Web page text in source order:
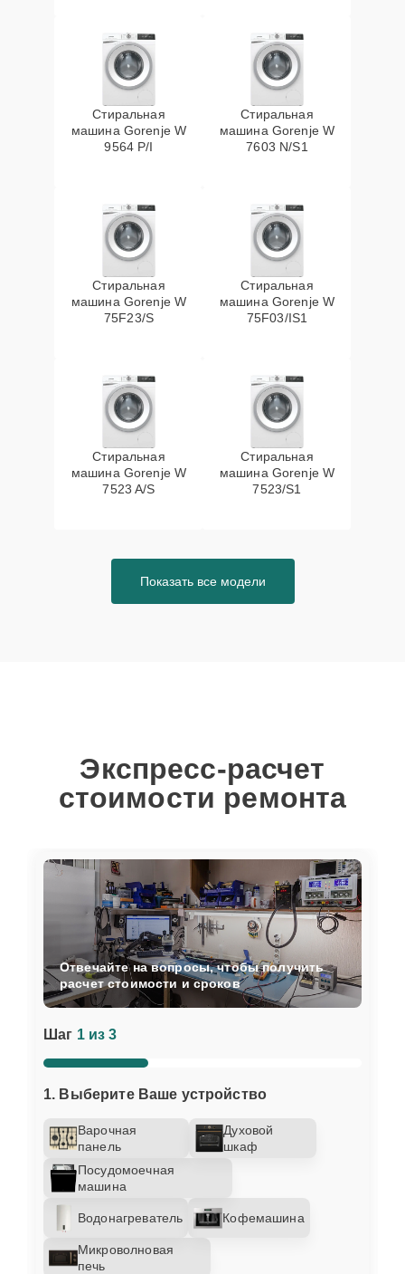
Стиральная
машина Gorenje W
9564 P/I
Стиральная
машина Gorenje W
7603 N/S1
Стиральная
машина Gorenje W
75F23/S
Стиральная
машина Gorenje W
75F03/IS1
Стиральная
машина Gorenje W
7523 A/S
Стиральная
машина Gorenje W
7523/S1
Показать все модели
Экспресс-расчет
стоимости ремонта
Шаг 1 из 3
1. Выберите Ваше устройство
Варочная
панель
Духовой
шкаф
Посудомоечная
машина
Водонагреватель Кофемашина
Микроволновая
печь
Отвечайте на вопросы, чтобы получить
расчет стоимости и сроков